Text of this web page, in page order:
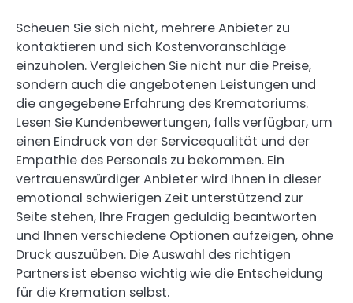
Scheuen Sie sich nicht, mehrere Anbieter zu
kontaktieren und sich Kostenvoranschläge
einzuholen. Vergleichen Sie nicht nur die Preise,
sondern auch die angebotenen Leistungen und
die angegebene Erfahrung des Krematoriums.
Lesen Sie Kundenbewertungen, falls verfügbar, um
einen Eindruck von der Servicequalität und der
Empathie des Personals zu bekommen. Ein
vertrauenswürdiger Anbieter wird Ihnen in dieser
emotional schwierigen Zeit unterstützend zur
Seite stehen, Ihre Fragen geduldig beantworten
und Ihnen verschiedene Optionen aufzeigen, ohne
Druck auszuüben. Die Auswahl des richtigen
Partners ist ebenso wichtig wie die Entscheidung
für die Kremation selbst.